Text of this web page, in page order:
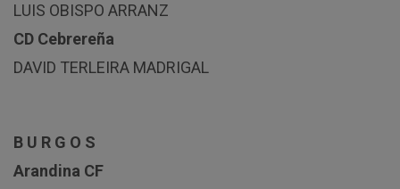
LUIS OBISPO ARRANZ
CD Cebrereña
DAVID TERLEIRA MADRIGAL
B U R G O S
Arandina CF